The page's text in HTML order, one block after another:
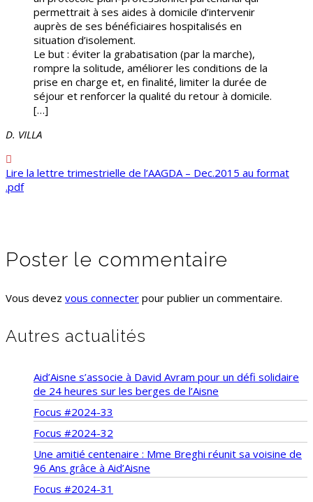
permettrait à ses aides à domicile d’intervenir
auprès de ses bénéficiaires hospitalisés en
situation d’isolement.
Le but : éviter la grabatisation (par la marche),
rompre la solitude, améliorer les conditions de la
prise en charge et, en finalité, limiter la durée de
séjour et renforcer la qualité du retour à domicile.
[…]
D. VILLA

Lire la lettre trimestrielle de l’AAGDA – Dec.2015 au format
.pdf
Poster le commentaire
Vous devez vous connecter pour publier un commentaire.
Autres actualités
Aid’Aisne s’associe à David Avram pour un défi solidaire
de 24 heures sur les berges de l’Aisne
Focus #2024-33
Focus #2024-32
Une amitié centenaire : Mme Breghi réunit sa voisine de
96 Ans grâce à Aid’Aisne
Focus #2024-31